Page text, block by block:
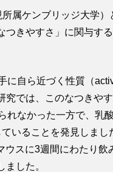
属ケンブリッジ大学）
つきやすさ」に関与す
自ら近づく性質（
では、このなつきや
れなかった一方で、乳
いることを発見しまし
スに3週間にわたり飲
した。